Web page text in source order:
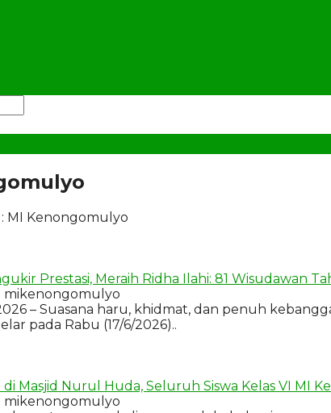
: MI Kenongomulyo
Prestasi, Meraih Ridha Ilahi: 81 Wisudawan
mikenongomulyo
– Suasana haru, khidmat, dan penuh
pada Rabu (17/6/2026)..
Masjid Nurul Huda, Seluruh Siswa Kelas VI MI
mikenongomulyo